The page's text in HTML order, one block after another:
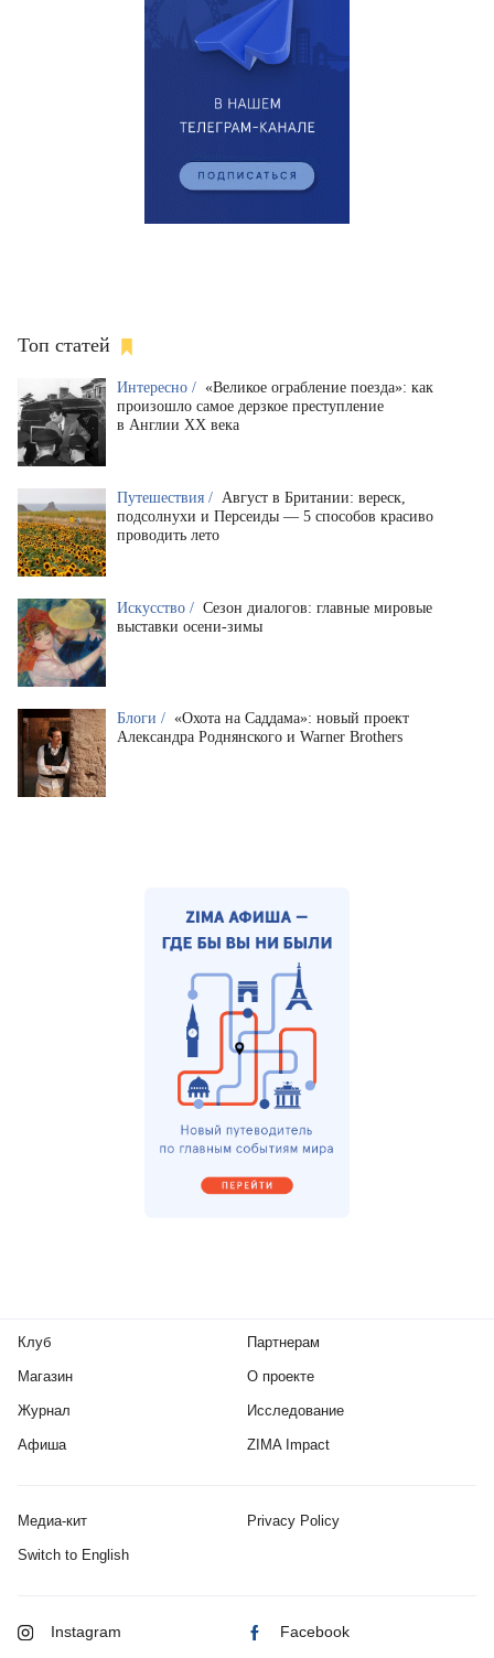
Топ статей
Интересно / «Великое ограбление поезда»: как
произошло самое дерзкое преступление
в Англии XX века
Путешествия / Август в Британии: вереск,
подсолнухи и Персеиды — 5 способов красиво
проводить лето
Искусство / Сезон диалогов: главные мировые
выставки осени-зимы
Блоги / «Охота на Саддама»: новый проект
Александра Роднянского и Warner Brothers
Клуб
Магазин
Журнал
Афиша
Партнерам
О проекте
Исследование
ZIMA Impact
Медиа-кит Privacy Policy
Switch to English
Instagram Facebook